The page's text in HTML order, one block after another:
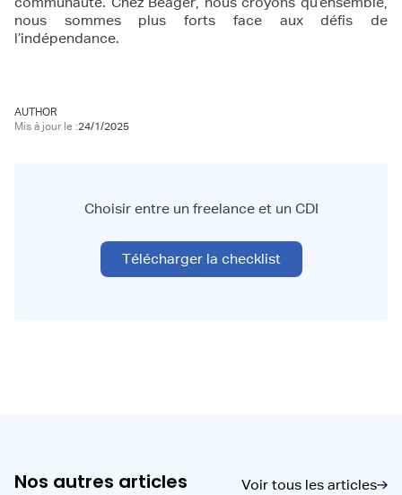
nous sommes plus forts face aux défis de
l’indépendance.
AUTHOR
Mis à jour le :24/1/2025
Choisir entre un freelance et un CDI
Télécharger la checklist
Nos autres articles Voir tous les articles